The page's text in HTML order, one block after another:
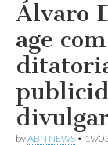
Álvaro
age
byABN NEWS • 19/